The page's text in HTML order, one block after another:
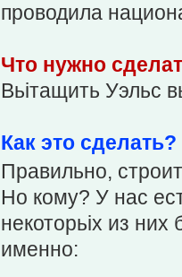
проводила
Что нужно
Вьітащить Уэльс
Как это сделать?
Правильно,
Но кому? У нас
некоторьіх из
именно: